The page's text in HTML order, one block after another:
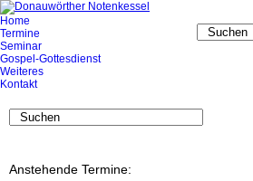
Home
Termine
Seminar
Gospel-Gottesdienst
Weiteres
Kontakt
Anstehende Termine: